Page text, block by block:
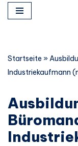
springen
Startseite »
Industriekaufmann